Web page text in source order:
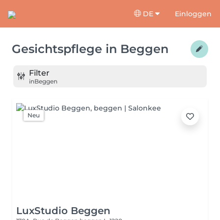
DE Einloggen
Gesichtspflege in Beggen
Filter
inBeggen
Neu
LuxStudio Beggen